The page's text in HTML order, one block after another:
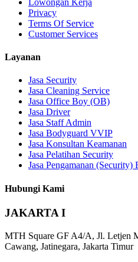
Privacy
Terms Of Service
Customer Services
Layanan
Jasa Security
Jasa Cleaning Service
Jasa Office Boy (OB)
Jasa Driver
Jasa Staff Admin
Jasa Bodyguard VVIP
Jasa Konsultan Keamanan
Jasa Pelatihan Security
Jasa Pengamanan (Security)
Hubungi Kami
JAKARTA I
MTH Square GF A4/A, Jl. Letjen
Cawang, Jatinegara, Jakarta Timur